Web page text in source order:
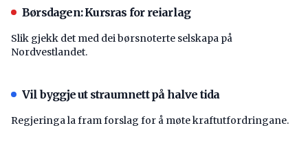
Børsdagen: Kursras for reiarlag
Slik gjekk det med dei børsnoterte selskapa på
Nordvestlandet.
Vil byggje ut straumnett på halve tida
Regjeringa la fram forslag for å møte kraftutfordringane.